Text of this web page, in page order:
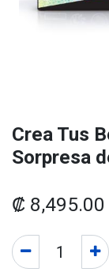
Crea Tus
Sorpresa
₡ 8,495.00